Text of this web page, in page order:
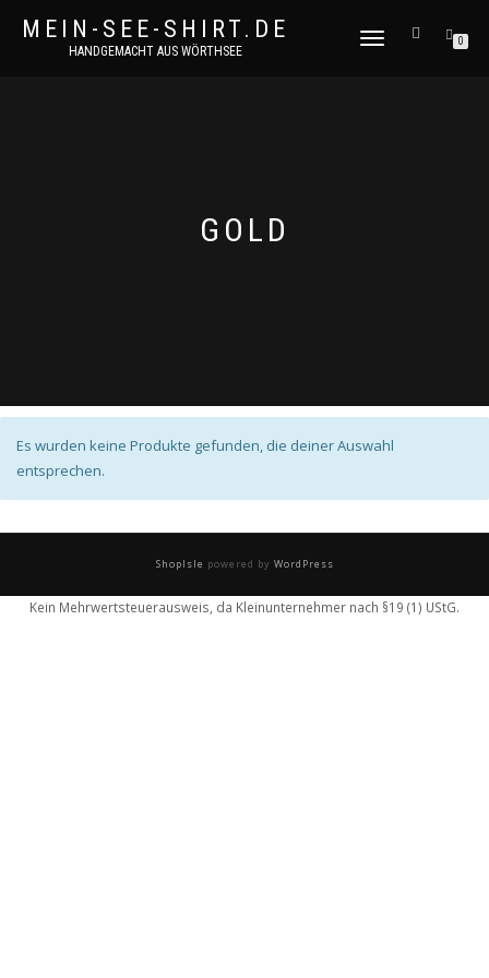
MEIN-SEE-SHIRT.DE
HANDGEMACHT AUS WÖRTHSEE
NAVIGATION
0
GOLD
Es wurden keine Produkte gefunden, die deiner Auswahl
entsprechen.
ShopIsle powered by WordPress
Kein Mehrwertsteuerausweis, da Kleinunternehmer nach §19 (1) UStG.